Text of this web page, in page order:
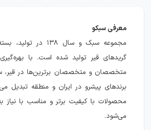
معرفی سبکو
مجموعه سبک و سال ۱۳۸ در
گریدهای قیر تولید شده است. با
متخصصان و متخصصان برترین‌ها در
برندهای پیشرو در ایران و منطقه تبدیل
محصولات با کیفیت برتر و مناسب با نیاز
می‌شود.